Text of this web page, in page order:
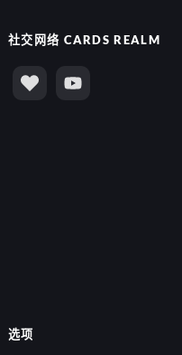
社交网络 CARDS REALM
选项